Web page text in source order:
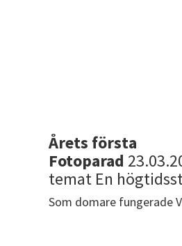
Årets första
Fotoparad
temat En
Som domare fungerade